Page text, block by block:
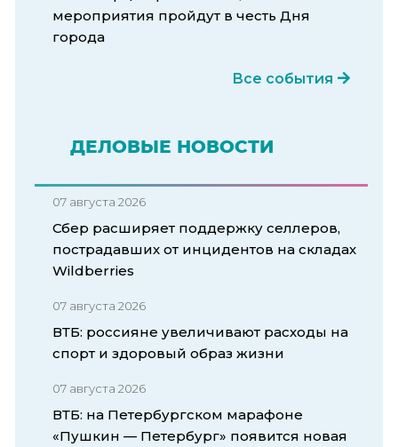
мероприятия пройдут в честь Дня
города
Все события
ДЕЛОВЫЕ НОВОСТИ
07 августа 2026
Сбер расширяет поддержку селлеров,
пострадавших от инцидентов на складах
Wildberries
07 августа 2026
ВТБ: россияне увеличивают расходы на
спорт и здоровый образ жизни
07 августа 2026
ВТБ: на Петербургском марафоне
«Пушкин — Петербург» появится новая